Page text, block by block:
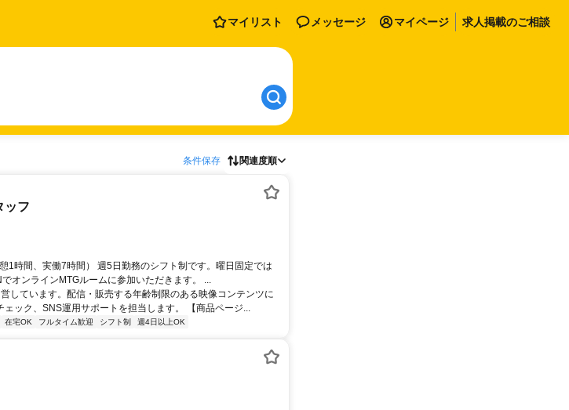
マイリスト メッセージ マイページ 求人掲載のご相談
条件保存 関連度順
ッフ
1時間、実働7時間） 週5日勤務のシフト制です。曜日固定では
オンラインMTGルームに参加いただきます。 ...
しています。配信・販売する年齢制限のある映像コンテンツに
ック、SNS運用サポートを担当します。 【商品ページ...
在宅OK フルタイム歓迎 シフト制 週4日以上OK